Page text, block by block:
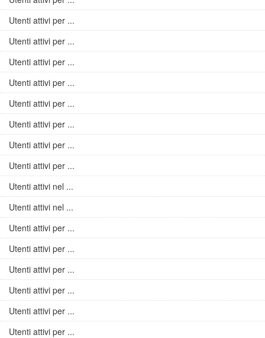
Utenti attivi per ...
Utenti attivi per ...
Utenti attivi per ...
Utenti attivi per ...
Utenti attivi per ...
Utenti attivi per ...
Utenti attivi per ...
Utenti attivi per ...
Utenti attivi nel ...
Utenti attivi nel ...
Utenti attivi per ...
Utenti attivi per ...
Utenti attivi per ...
Utenti attivi per ...
Utenti attivi per ...
Utenti attivi per ...